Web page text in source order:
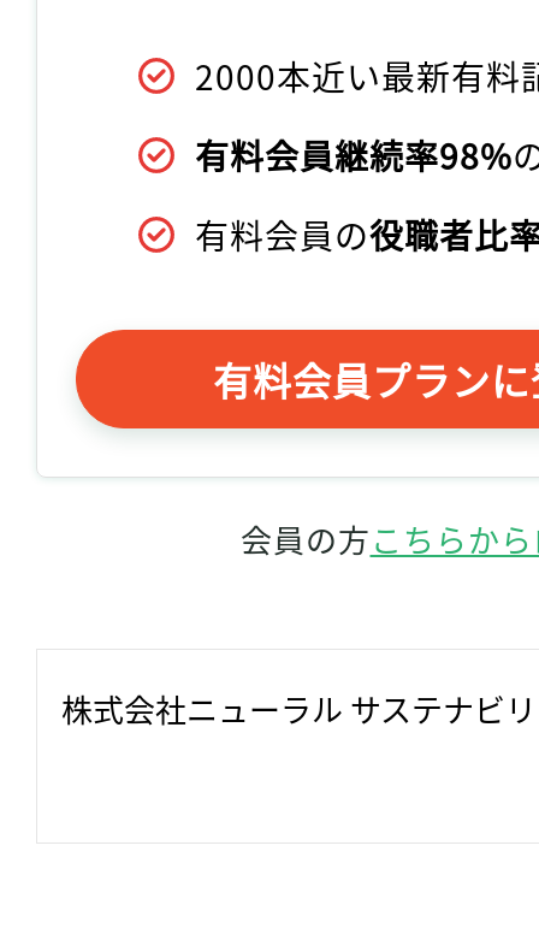
2000本近い最新有料
有料会員継続率98%
有料会員の役職者比
有料会員プラン
会員の方こちらか
株式会社ニューラル サステナビ